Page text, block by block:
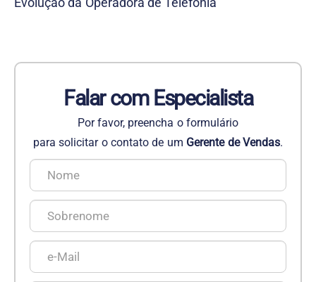
Falar com Especialista
Por favor, preencha o formulário
para solicitar o contato de um Gerente de Vendas.